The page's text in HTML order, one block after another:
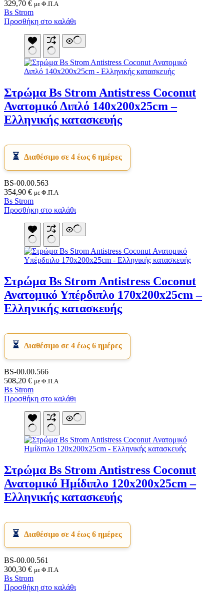
329,70 € με Φ.Π.Α
Bs Strom
Προσθήκη στο καλάθι
Στρώμα Bs Strom Antistress Coconut
Ανατομικό Διπλό 140x200x25cm –
Ελληνικής κατασκευής
Διαθέσιμο σε 4 έως 6 ημέρες
BS-00.00.563
354,90 € με Φ.Π.Α
Bs Strom
Προσθήκη στο καλάθι
Στρώμα Bs Strom Antistress Coconut
Ανατομικό Υπέρδιπλο 170x200x25cm –
Ελληνικής κατασκευής
Διαθέσιμο σε 4 έως 6 ημέρες
BS-00.00.566
508,20 € με Φ.Π.Α
Bs Strom
Προσθήκη στο καλάθι
Στρώμα Bs Strom Antistress Coconut
Ανατομικό Ημίδιπλο 120x200x25cm –
Ελληνικής κατασκευής
Διαθέσιμο σε 4 έως 6 ημέρες
BS-00.00.561
300,30 € με Φ.Π.Α
Bs Strom
Προσθήκη στο καλάθι